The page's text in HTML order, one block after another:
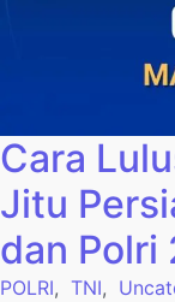
Cara
Jitu
dan Polri
POLRI, TNI,